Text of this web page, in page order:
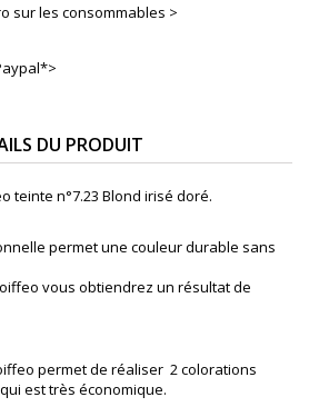
sur les consommables >
DU PRODUIT
teinte n°7.23 Blond irisé doré.
permet une couleur durable sans
vous obtiendrez un résultat de
permet de réaliser 2 colorations
est très économique.